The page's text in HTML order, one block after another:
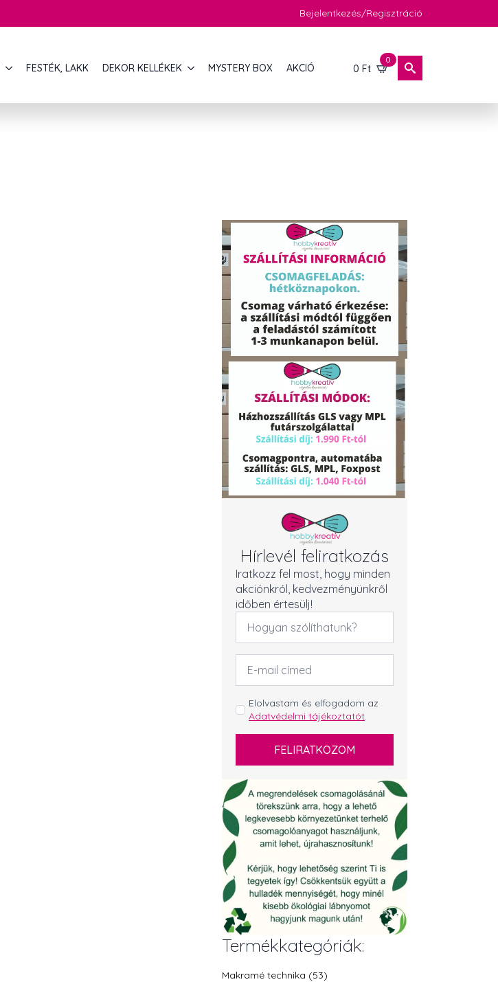
Bejelentkezés/Regisztráció
FESTÉK, LAKK DEKOR KELLÉKEK MYSTERY BOX AKCIÓ 0 Ft
0
Hírlevél feliratkozás
Iratkozz fel most, hogy minden
akciónkról, kedvezményünkről
időben értesülj!
Név
Email
cím
GDPR
*
Elolvastam és elfogadom az
Adatvédelmi tájékoztatót.
FELIRATKOZOM
Termékkategóriák:
Makramé technika (53)